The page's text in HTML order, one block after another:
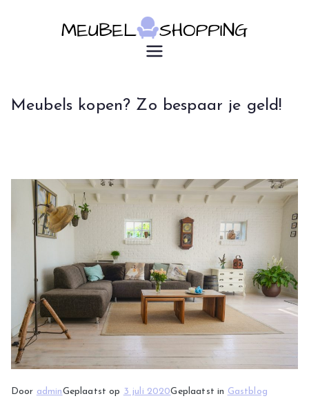
Meubelsho
pping
u7183p16603
Meubels kopen? Zo bespaar je geld!
Door adminGeplaatst op 3 juli 2020Geplaatst in Gastblog